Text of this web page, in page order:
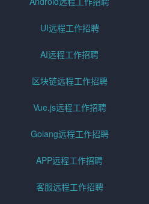
UI远程工作招聘
AI远程工作招聘
区块链远程工作招聘
Vue.js远程工作招聘
Golang远程工作招聘
APP远程工作招聘
客服远程工作招聘